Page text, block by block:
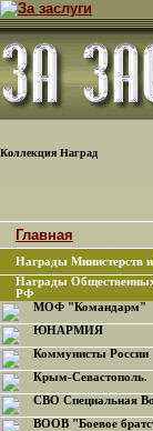
Коллекция Наград
Главная
Награды Министерств
Награды
РФ
МОФ "Командарм"
ЮНАРМИЯ
Коммунисты России
Крым-Севастополь.
СВО Специальная
ВООВ "Боевое